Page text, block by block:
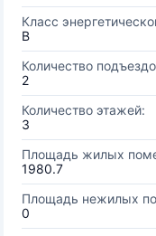
Класс
B
Количество
2
Количество этажей:
3
Площадь жилых
1980.7
Площадь нежилых
0